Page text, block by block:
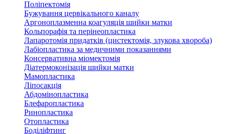
Поліпектомія
Бужування цервікального каналу
Аргоноплазменна коагуляція шийки матки
Кольпорафія та перінеопластика
Лапаротомія придатків (цистектомія, злукова хвороба)
Лабіопластика за медичними показаннями
Консервативна міомектомія
Діатермоконізація шийки матки
Мамопластика
Ліпосакція
Абдомінопластика
Блефаропластика
Ринопластика
Отопластика
Боділіфтинг